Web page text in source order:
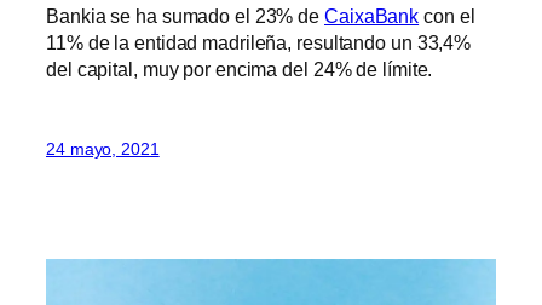
Bankia se ha sumado el 23% de CaixaBank con el
11% de la entidad madrileña, resultando un 33,4%
del capital, muy por encima del 24% de límite.
24 mayo, 2021